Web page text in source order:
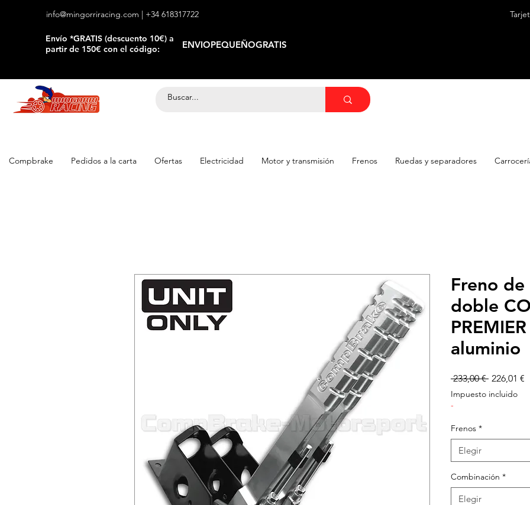
info@mingorriracing.com | +34 618317722
​Envío *GRATIS (descuento 10€) a
partir de 150€ con el código:
ENVIOPEQUEÑOGRATIS
Compbrake Pedidos a la carta Ofertas Electricidad Motor y transmisión Frenos Ruedas y separadores
Freno de
doble
aluminio
233,00 € Precio
226,01 €
Impuesto incluido
-
Frenos *
Elegir
Combinación *
Elegir